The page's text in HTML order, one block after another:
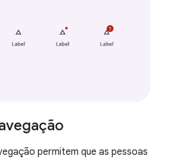
permitem que as pessoas